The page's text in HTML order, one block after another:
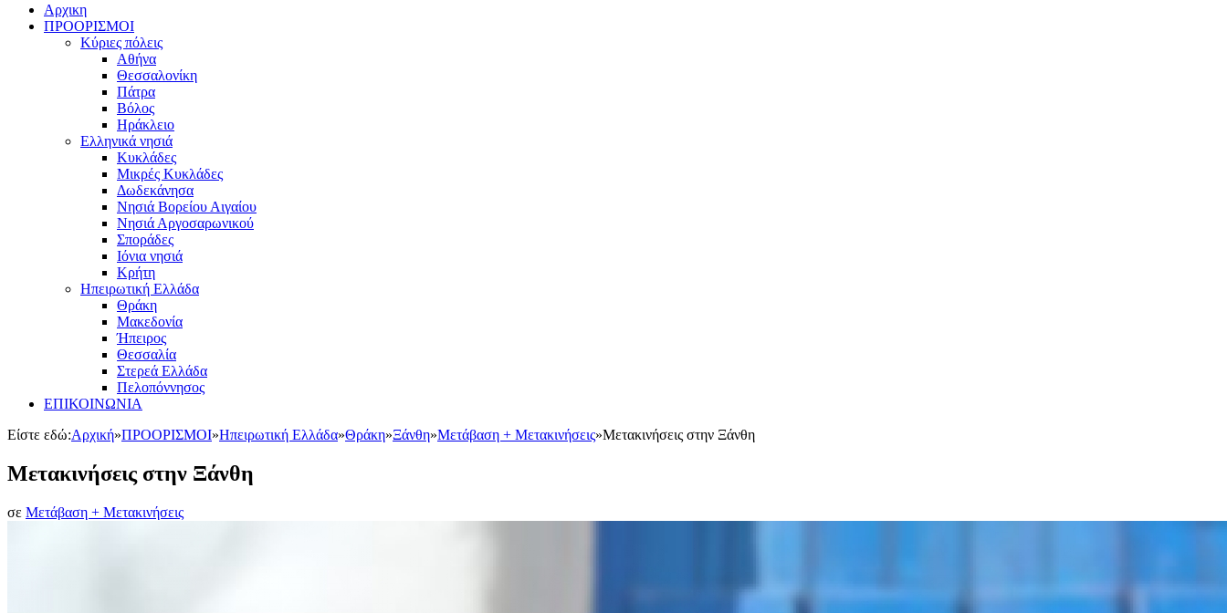
Αρχικη
ΠΡΟΟΡΙΣΜΟΙ
Κύριες πόλεις
Αθήνα
Θεσσαλονίκη
Πάτρα
Βόλος
Ηράκλειο
Ελληνικά νησιά
Κυκλάδες
Μικρές Κυκλάδες
Δωδεκάνησα
Νησιά Βορείου Αιγαίου
Νησιά Αργοσαρωνικού
Σποράδες
Ιόνια νησιά
Κρήτη
Ηπειρωτική Ελλάδα
Θράκη
Μακεδονία
Ήπειρος
Θεσσαλία
Στερεά Ελλάδα
Πελοπόννησος
ΕΠΙΚΟΙΝΩΝΙΑ
Είστε εδώ:Αρχική»ΠΡΟΟΡΙΣΜΟΙ»Ηπειρωτική Ελλάδα»Θράκη»Ξάνθη»Μετάβαση + Μετακινήσεις»Μετακινήσεις στην Ξάνθη
Μετακινήσεις στην Ξάνθη
σε Μετάβαση + Μετακινήσεις